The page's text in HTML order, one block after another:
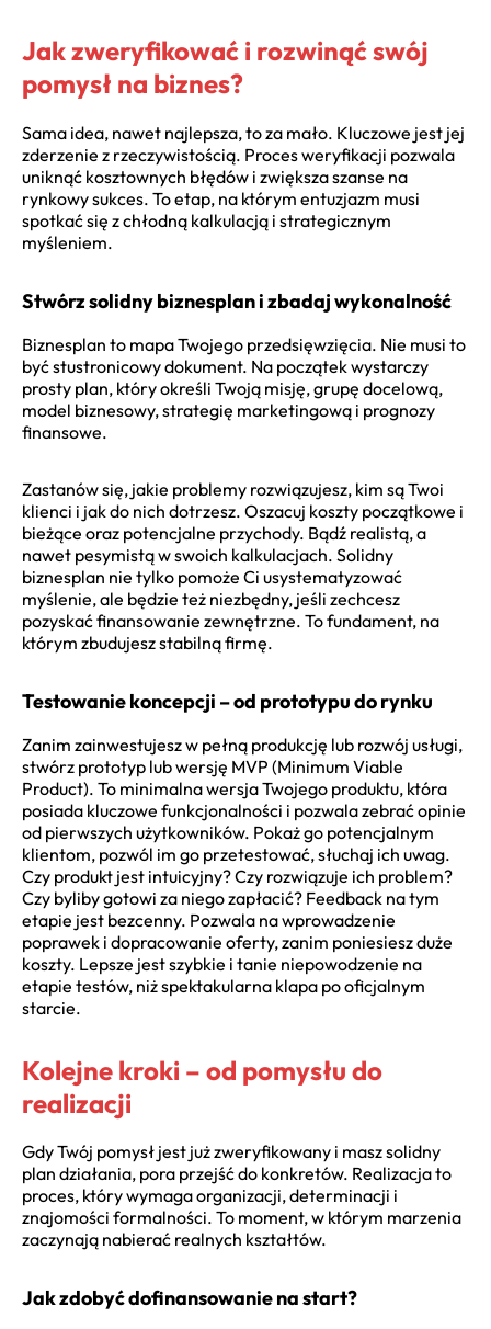
Jak zweryfikować i rozwinąć swój
pomysł na biznes?
Sama idea, nawet najlepsza, to za mało. Kluczowe jest jej
zderzenie z rzeczywistością. Proces weryfikacji pozwala
uniknąć kosztownych błędów i zwiększa szanse na
rynkowy sukces. To etap, na którym entuzjazm musi
spotkać się z chłodną kalkulacją i strategicznym
myśleniem.
Stwórz solidny biznesplan i zbadaj wykonalność
Biznesplan to mapa Twojego przedsięwzięcia. Nie musi to
być stustronicowy dokument. Na początek wystarczy
prosty plan, który określi Twoją misję, grupę docelową,
model biznesowy, strategię marketingową i prognozy
finansowe.
Zastanów się, jakie problemy rozwiązujesz, kim są Twoi
klienci i jak do nich dotrzesz. Oszacuj koszty początkowe i
bieżące oraz potencjalne przychody. Bądź realistą, a
nawet pesymistą w swoich kalkulacjach. Solidny
biznesplan nie tylko pomoże Ci usystematyzować
myślenie, ale będzie też niezbędny, jeśli zechcesz
pozyskać finansowanie zewnętrzne. To fundament, na
którym zbudujesz stabilną firmę.
Testowanie koncepcji – od prototypu do rynku
Zanim zainwestujesz w pełną produkcję lub rozwój usługi,
stwórz prototyp lub wersję MVP (Minimum Viable
Product). To minimalna wersja Twojego produktu, która
posiada kluczowe funkcjonalności i pozwala zebrać opinie
od pierwszych użytkowników. Pokaż go potencjalnym
klientom, pozwól im go przetestować, słuchaj ich uwag.
Czy produkt jest intuicyjny? Czy rozwiązuje ich problem?
Czy byliby gotowi za niego zapłacić? Feedback na tym
etapie jest bezcenny. Pozwala na wprowadzenie
poprawek i dopracowanie oferty, zanim poniesiesz duże
koszty. Lepsze jest szybkie i tanie niepowodzenie na
etapie testów, niż spektakularna klapa po oficjalnym
starcie.
Kolejne kroki – od pomysłu do
realizacji
Gdy Twój pomysł jest już zweryfikowany i masz solidny
plan działania, pora przejść do konkretów. Realizacja to
proces, który wymaga organizacji, determinacji i
znajomości formalności. To moment, w którym marzenia
zaczynają nabierać realnych kształtów.
Jak zdobyć dofinansowanie na start?